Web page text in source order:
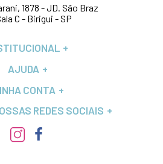
1878 - JD. São Braz
C - Birigui - SP
AJUDA
CONTA
REDES SOCIAIS